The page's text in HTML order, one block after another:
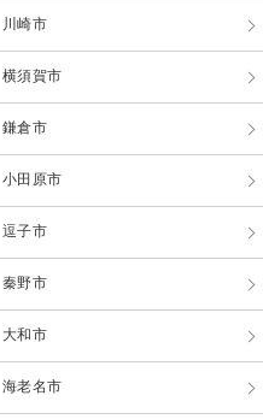
川崎市
横須賀市
鎌倉市
小田原市
逗子市
秦野市
大和市
海老名市